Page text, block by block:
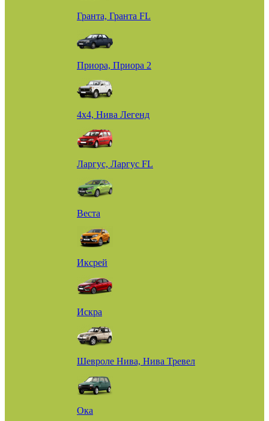
Гранта, Гранта FL
Приора, Приора 2
4х4, Нива Легенд
Ларгус, Ларгус FL
Веста
Иксрей
Искра
Шевроле Нива, Нива Тревел
Ока